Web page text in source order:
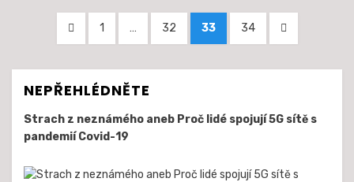
výsledky
pagination
PŘEDCHOZÍ
STRÁNKA
STRÁNKA
1 … STRÁNKA
32 STRÁNKA
33 STRÁNKA
34
DALŠÍ
STRÁNKA
NEPŘEHLÉDNĚTE
Strach z neznámého aneb Proč lidé spojují 5G sítě s
pandemií Covid-19